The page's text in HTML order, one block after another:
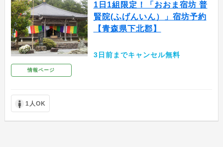
情報ページ
1日1組限定！「おおま宿坊 普
賢院(ふげんいん）」宿坊予約
【青森県下北郡】
3日前までキャンセル無料
1人OK